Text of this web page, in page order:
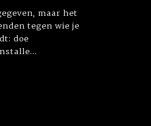
maar het
tegen wie je
doe